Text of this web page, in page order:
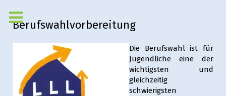
Berufswahlvorbereitung
Die Berufswahl ist für
Jugendliche eine der
wichtigsten und
gleichzeitig
schwierigsten